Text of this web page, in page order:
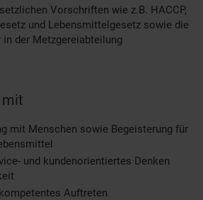
Vorschriften wie z.B. HACCP,
und Lebensmittelgesetz sowie die
der Metzgereiabteilung
mit
mit Menschen sowie Begeisterung für
und kundenorientiertes Denken
Auftreten